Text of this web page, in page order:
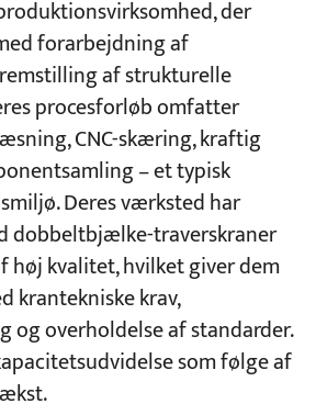
der
forarbejdning af
af strukturelle
procesforløb omfatter
CNC-skæring, kraftig
– et typisk
Deres værksted har
dobbeltbjælke-traverskraner
høj kvalitet, hvilket giver dem
krantekniske krav,
og overholdelse af standarder.
som følge af